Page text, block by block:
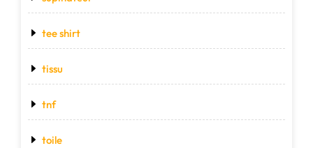
tee shirt
tissu
tnf
toile